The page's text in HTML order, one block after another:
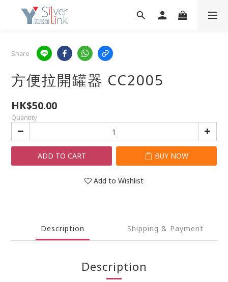
Share
方便拉開罐器 CC2005
HK$50.00
Quantity
ADD TO CART BUY NOW
Add to Wishlist
Description Shipping & Payment
Description